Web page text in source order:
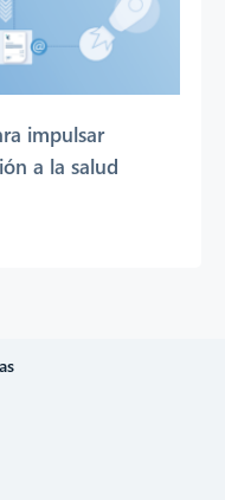
impulsar
a la salud